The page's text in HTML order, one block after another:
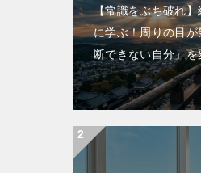
【常識をぶち破れ
に学ぶ！周りの目
断できない自分」を